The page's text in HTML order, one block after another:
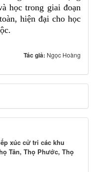
học trong giai đoạn
hiện đại cho học
Tác giả: Ngọc Hoàng
xúc cử tri các khu
Tân, Thọ Phước, Thọ